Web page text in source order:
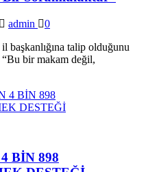
admin
0
başkanlığına talip olduğunu
bir makam değil,
BİN 898